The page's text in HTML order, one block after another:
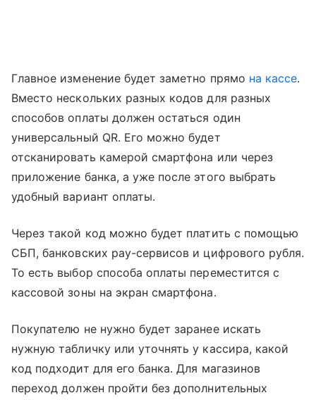
Главное изменение будет заметно прямо на кассе.
Вместо нескольких разных кодов для разных
способов оплаты должен остаться один
универсальный QR. Его можно будет
отсканировать камерой смартфона или через
приложение банка, а уже после этого выбрать
удобный вариант оплаты.
Через такой код можно будет платить с помощью
СБП, банковских pay-сервисов и цифрового рубля.
То есть выбор способа оплаты переместится с
кассовой зоны на экран смартфона.
Покупателю не нужно будет заранее искать
нужную табличку или уточнять у кассира, какой
код подходит для его банка. Для магазинов
переход должен пройти без дополнительных